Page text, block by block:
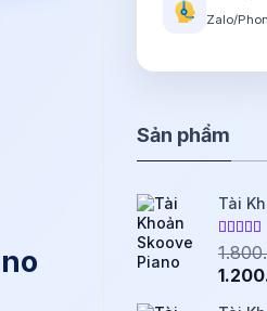
Zalo/
Sản phẩm
Tài
Được
hạng
5 sao
Giá